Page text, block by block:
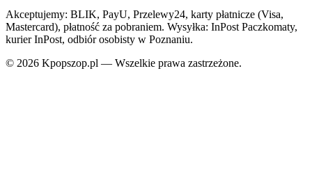
Akceptujemy: BLIK, PayU, Przelewy24, karty płatnicze (Visa,
Mastercard), płatność za pobraniem. Wysyłka: InPost Paczkomaty,
kurier InPost, odbiór osobisty w Poznaniu.
© 2026 Kpopszop.pl — Wszelkie prawa zastrzeżone.